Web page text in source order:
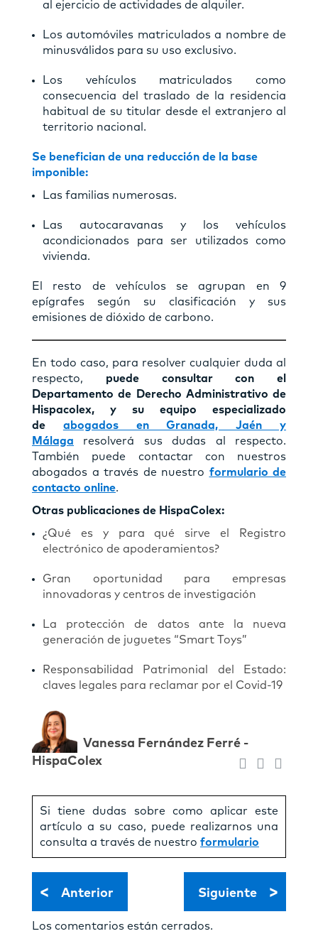
al ejercicio de actividades de alquiler.
Los automóviles matriculados a nombre de
minusválidos para su uso exclusivo.
Los vehículos matriculados como
consecuencia del traslado de la residencia
habitual de su titular desde el extranjero al
territorio nacional.
Se benefician de una reducción de la base
imponible:
Las familias numerosas.
Las autocaravanas y los vehículos
acondicionados para ser utilizados como
vivienda.
El resto de vehículos se agrupan en 9
epígrafes según su clasificación y sus
emisiones de dióxido de carbono.
En todo caso, para resolver cualquier duda al
respecto, puede consultar con el
Departamento de Derecho Administrativo de
Hispacolex, y su equipo especializado
de abogados en Granada, Jaén y
Málaga resolverá sus dudas al respecto.
También puede contactar con nuestros
abogados a través de nuestro formulario de
contacto online.
Otras publicaciones de HispaColex:
¿Qué es y para qué sirve el Registro
electrónico de apoderamientos?
Gran oportunidad para empresas
innovadoras y centros de investigación
La protección de datos ante la nueva
generación de juguetes “Smart Toys”
Responsabilidad Patrimonial del Estado:
claves legales para reclamar por el Covid-19
Vanessa Fernández Ferré -
HispaColex
Si tiene dudas sobre como aplicar este
artículo a su caso, puede realizarnos una
consulta a través de nuestro formulario
< Anterior Siguiente >
Los comentarios están cerrados.